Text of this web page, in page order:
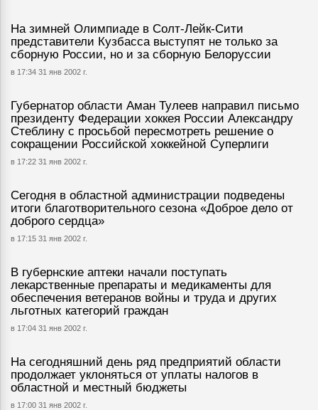
На зимней Олимпиаде в Солт-Лейк-Сити
представители Кузбасса выступят не только за
сборную России, но и за сборную Белоруссии
в 17:34 31 янв 2002 г.
Губернатор области Аман Тулеев направил письмо
президенту Федерации хоккея России Александру
Стеблину с просьбой пересмотреть решение о
сокращении Российской хоккейной Суперлиги
в 17:22 31 янв 2002 г.
Сегодня в областной администрации подведены
итоги благотворительного сезона «Доброе дело от
доброго сердца»
в 17:15 31 янв 2002 г.
В губернские аптеки начали поступать
лекарственные препараты и медикаменты для
обеспечения ветеранов войны и труда и других
льготных категорий граждан
в 17:04 31 янв 2002 г.
На сегодняшний день ряд предприятий области
продолжает уклоняться от уплаты налогов в
областной и местный бюджеты
в 17:00 31 янв 2002 г.